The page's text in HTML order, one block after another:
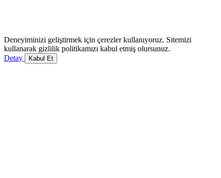
Deneyiminizi geliştirmek için çerezler kullanıyoruz. Sitemizi
kullanarak gizlilik politikamızı kabul etmiş olursunuz.
Detay
Kabul Et